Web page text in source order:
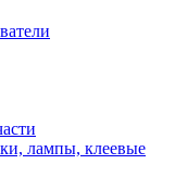
лампы, клеевые